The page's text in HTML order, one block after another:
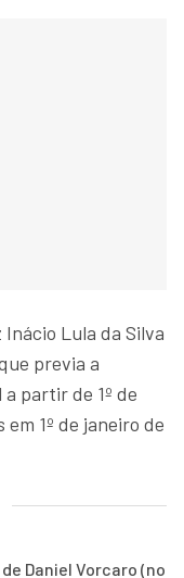
Lula da Silva
previa a
partir de 1º de
1º de janeiro de
Daniel Vorcaro (no